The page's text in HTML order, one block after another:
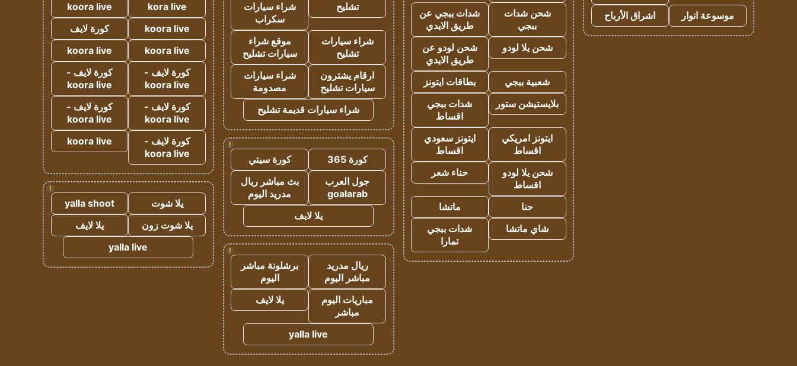
موسوعة انوار
اشراق الأرباح
شحن شدات
ببجي
شدات ببجي عن
طريق الايدي
شحن يلا لودو
شحن لودو عن
طريق الايدي
شعبية ببجي
بطاقات ايتونز
بلايستيشن ستور
شدات ببجي
اقساط
ايتونز امريكي
اقساط
ايتونز سعودي
اقساط
شحن يلا لودو
اقساط
حناء شعر
حنا
ماتشا
شاي ماتشا
شدات ببجي
تمارا
تشليح
شراء سيارات
سكراب
شراء سيارات
تشليح
موقع شراء
سيارات تشليح
ارقام يشترون
سيارات تشليح
شراء سيارات
مصدومة
شراء سيارات قديمة تشليح
!
كورة 365
كورة سيتي
جول العرب
goalarab
بث مباشر ريال
مدريد اليوم
يلا لايف
!
ريال مدريد
مباشر اليوم
برشلونة مباشر
اليوم
مباريات اليوم
مباشر
يلا لايف
yalla live
kora live
koora live
koora live
كورة لايف
koora live
koora live
كورة لايف -
koora live
كورة لايف -
koora live
كورة لايف -
koora live
كورة لايف -
koora live
كورة لايف -
koora live
koora live
!
يلا شوت
yalla shoot
يلا شوت زون
يلا لايف
yalla live